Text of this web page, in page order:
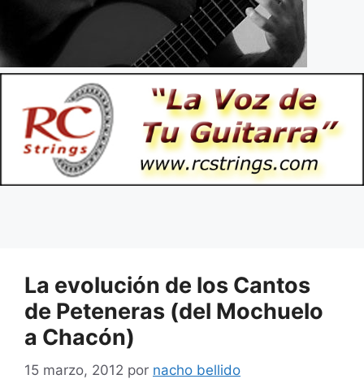
La evolución de los Cantos
de Peteneras (del Mochuelo
a Chacón)
15 marzo, 2012 por nacho bellido